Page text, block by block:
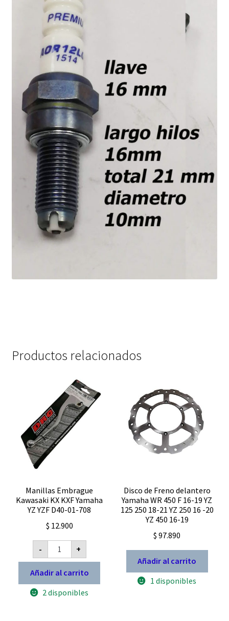
Productos relacionados
Manillas Embrague
Kawasaki KX KXF Yamaha
YZ YZF D40-01-708
$ 12.900
-
Manillas
Embrague
Kawasaki
KX
KXF
Yamaha
YZ
+
Añadir al carrito
2 disponibles
Disco de Freno delantero
Yamaha WR 450 F 16-19 YZ
125 250 18-21 YZ 250 16 -20
YZ 450 16-19
$ 97.890
Añadir al carrito
1 disponibles